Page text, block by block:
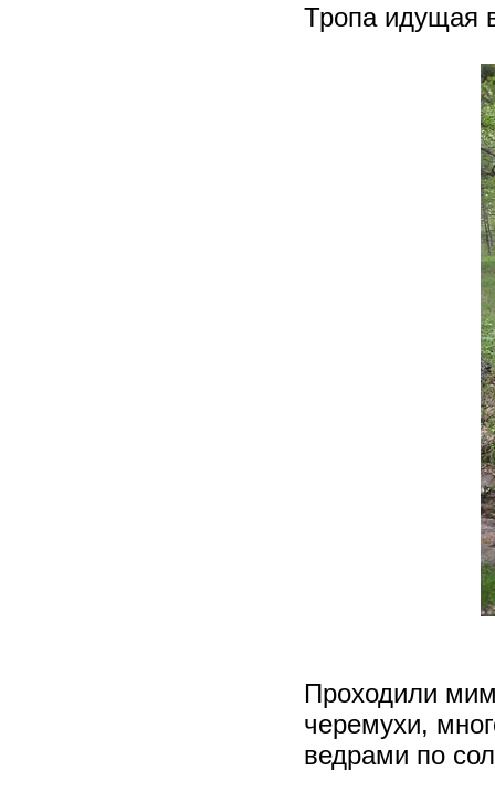
Тропа идущая
Проходили
черемухи,
ведрами по